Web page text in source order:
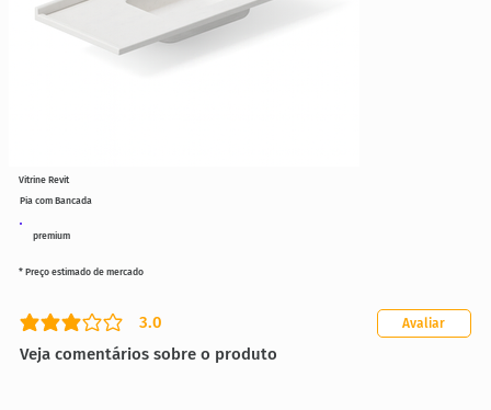
premium
Pia com Bancada
3.0
classificação média é 3 de 5
Veja comentários sobre o produto
Avaliar
* Preço estimado de mercado
Vitrine Revit